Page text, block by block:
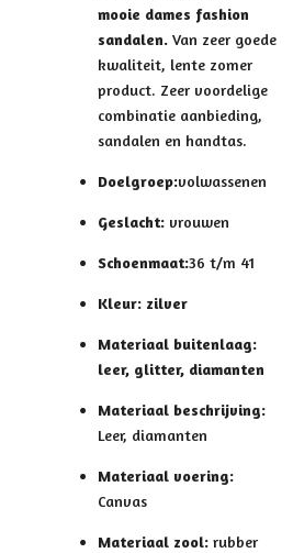
mooie dames fashion
sandalen. Van zeer goede
kwaliteit, lente zomer
product. Zeer voordelige
combinatie aanbieding,
sandalen en handtas.
Doelgroep:volwassenen
Geslacht: vrouwen
Schoenmaat:36 t/m 41
Kleur: zilver
Materiaal buitenlaag:
leer, glitter, diamanten
Materiaal beschrijving:
Leer, diamanten
Materiaal voering:
Canvas
Materiaal zool: rubber